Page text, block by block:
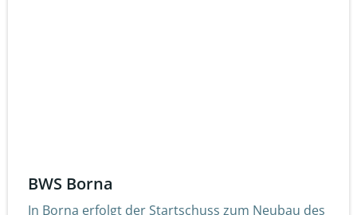
BWS Borna
In Borna erfolgt der Startschuss zum Neubau des